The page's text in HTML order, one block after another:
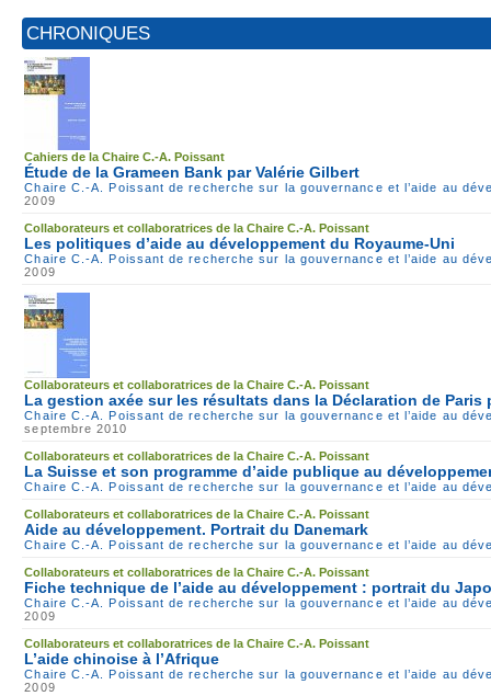
CHRONIQUES
Cahiers de la Chaire C.-A. Poissant
Étude de la Grameen Bank par Valérie Gilbert
Chaire C.-A. Poissant de recherche sur la gouvernance et l’aide au
2009
Collaborateurs et collaboratrices de la Chaire C.-A. Poissant
Les politiques d’aide au développement du Royaume-Uni
Chaire C.-A. Poissant de recherche sur la gouvernance et l’aide au
2009
Collaborateurs et collaboratrices de la Chaire C.-A. Poissant
La gestion axée sur les résultats dans la Déclaration de Paris
Chaire C.-A. Poissant de recherche sur la gouvernance et l’aide au
septembre 2010
Collaborateurs et collaboratrices de la Chaire C.-A. Poissant
La Suisse et son programme d’aide publique au
Chaire C.-A. Poissant de recherche sur la gouvernance et l’aide au
Collaborateurs et collaboratrices de la Chaire C.-A. Poissant
Aide au développement. Portrait du Danemark
Chaire C.-A. Poissant de recherche sur la gouvernance et l’aide au
Collaborateurs et collaboratrices de la Chaire C.-A. Poissant
Fiche technique de l’aide au développement : portrait du
Chaire C.-A. Poissant de recherche sur la gouvernance et l’aide au
2009
Collaborateurs et collaboratrices de la Chaire C.-A. Poissant
L’aide chinoise à l’Afrique
Chaire C.-A. Poissant de recherche sur la gouvernance et l’aide au
2009